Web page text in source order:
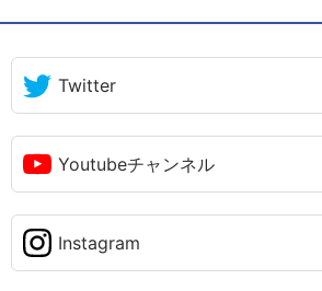
Twitter
Youtubeチャンネル
Instagram